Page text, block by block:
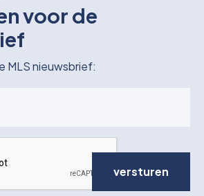
voor de
MLS nieuwsbrief:
versturen